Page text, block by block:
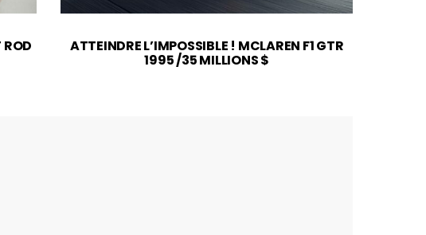
ATTEINDRE L’IMPOSSIBLE ! MCLAREN F1 GTR
1995 /35 MILLIONS $